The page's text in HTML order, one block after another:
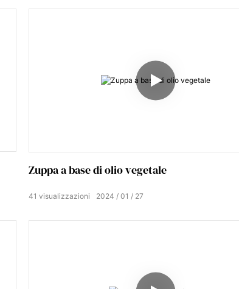
rosso brillante è davvero appetitosa. È
Zuppa a base di olio vegetale
2024 01 27
41 visualizzazioni